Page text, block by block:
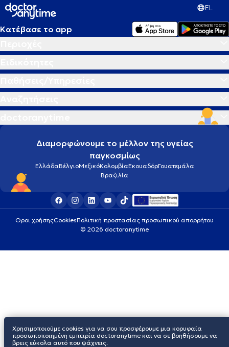
EL
Κατέβασε το app
Διαμορφώνουμε το μέλλον της υγείας
παγκοσμίως
ΕλλάδαΒέλγιοΜεξικόΚολομβίαΕκουαδόρΓουατεμάλα
Βραζιλία
Οροι χρήσηςCookiesΠολιτική προστασίας προσωπικού απορρήτου
© 2026 doctoranytime
Χρησιμοποιούμε cookies για να σου προσφέρουμε μια κορυφαία
προσωποποιημένη εμπειρία doctoranytime και να σε βοηθήσουμε να
βρεις εύκολα αυτό που ψάχνεις.